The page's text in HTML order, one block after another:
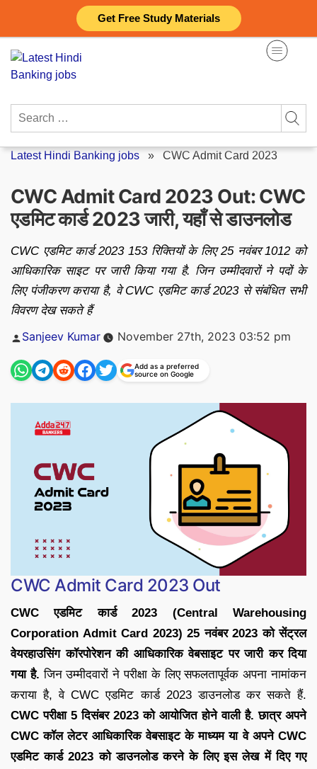
Get Free Study Materials
content
Search
Latest Hindi Banking jobs » CWC Admit Card 2023
CWC Admit Card 2023 Out: CWC
एडमिट कार्ड 2023 जारी, यहाँ से डाउनलोड
CWC एडमिट कार्ड 2023 153 रिक्तियों के लिए 25 नवंबर 1012 को
आधिकारिक साइट पर जारी किया गया है. जिन उम्मीदवारों ने पदों के
लिए पंजीकरण कराया है, वे CWC एडमिट कार्ड 2023 से संबंधित सभी
विवरण देख सकते हैं
Posted
Sanjeev Kumar November 27th, 2023 03:52 pm
Add as a preferred
source on Google
CWC Admit Card 2023 Out
CWC एडमिट कार्ड 2023 (Central Warehousing
Corporation Admit Card 2023) 25 नवंबर 2023 को सेंट्रल
वेयरहाउसिंग कॉरपोरेशन की आधिकारिक वेबसाइट पर जारी कर दिया
गया है. जिन उम्मीदवारों ने परीक्षा के लिए सफलतापूर्वक अपना नामांकन
कराया है, वे CWC एडमिट कार्ड 2023 डाउनलोड कर सकते हैं.
CWC परीक्षा 5 दिसंबर 2023 को आयोजित होने वाली है. छात्र अपने
CWC कॉल लेटर आधिकारिक वेबसाइट के माध्यम या वे अपने CWC
एडमिट कार्ड 2023 को डाउनलोड करने के लिए इस लेख में दिए गए